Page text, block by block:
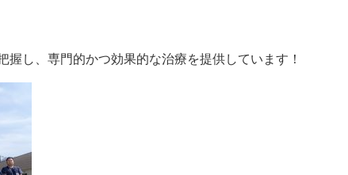
握し、専門的かつ効果的な治療を提供しています！